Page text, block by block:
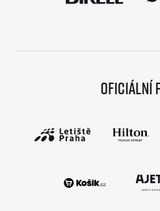
Oficiální